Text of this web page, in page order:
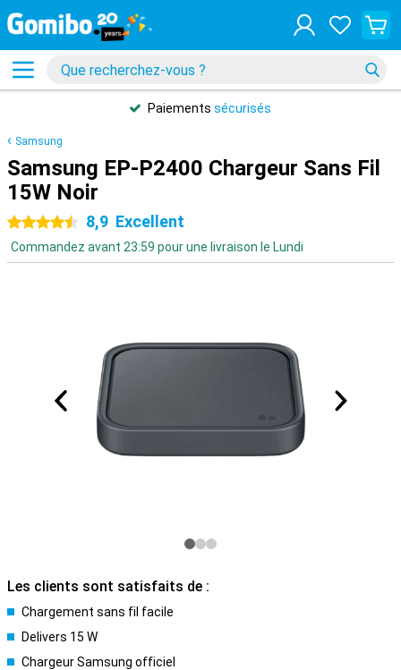
Paiements sécurisés
Samsung
Samsung EP-P2400 Chargeur Sans Fil
15W Noir
4.5 étoiles
8,9 Excellent
Commandez avant 23:59 pour une livraison le Lundi
Les clients sont satisfaits de :
Chargement sans fil facile
Delivers 15 W
Chargeur Samsung officiel